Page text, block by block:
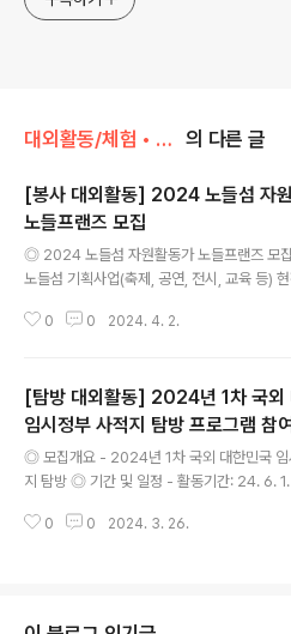
대외활동/체험 • 탐방 • 봉사 • 동아리 의 다른 글
[봉사 대외활동] 2024 노들섬 자
노들프랜즈 모집
◎ 2024 노들섬 자원활동가 노들프랜즈 모
노들섬 기획사업(축제, 공연, 전시, 교육 등)
또는 서울 내 활동하고 있는 만 19세(2005년
메일 접수 * 이메일 제목 [2024 노들섬 노들
신청_신청자명] * 접수처:
제공혜택 - 관람지원: 15시간 이상 활동 시 지
화예술프로그램 티켓 제공 - 기념품 제공: 활동
기념품 지급 추후 우수활동자 선발 후 소정의
- 특강 제공: 문화예술 관련 교육..
0 0 2024. 4. 2.
[탐방 대외활동] 2024년 1차 국외
임시정부 사적지 탐방 프로그램 참
◎ 모집개요 - 2024년 1차 국외 대한민국 임
지 탐방 ◎ 기간 및 일정 - 활동기간: 24. 6.
대한민국인(만 19세~60세 이하) - 나이는 공
가 ◎ 모집인원 - 총 00명 내외 - 임시정부 관
0 0 2024. 3. 26.